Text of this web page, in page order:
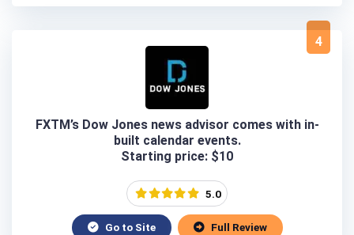
4
FXTM’s Dow Jones news advisor comes with in-
built calendar events.
Starting price: $10
5.0
Go to Site Full Review